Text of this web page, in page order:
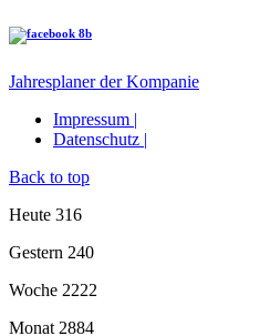
Jahresplaner der Kompanie
Impressum |
Datenschutz |
Back to top
Heute 316
Gestern 240
Woche 2222
Monat 2884